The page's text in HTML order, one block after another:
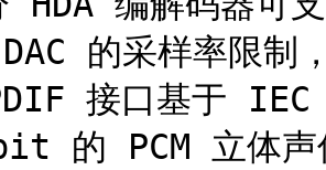
的采样率限制
接口基于
的 PCM 立体声